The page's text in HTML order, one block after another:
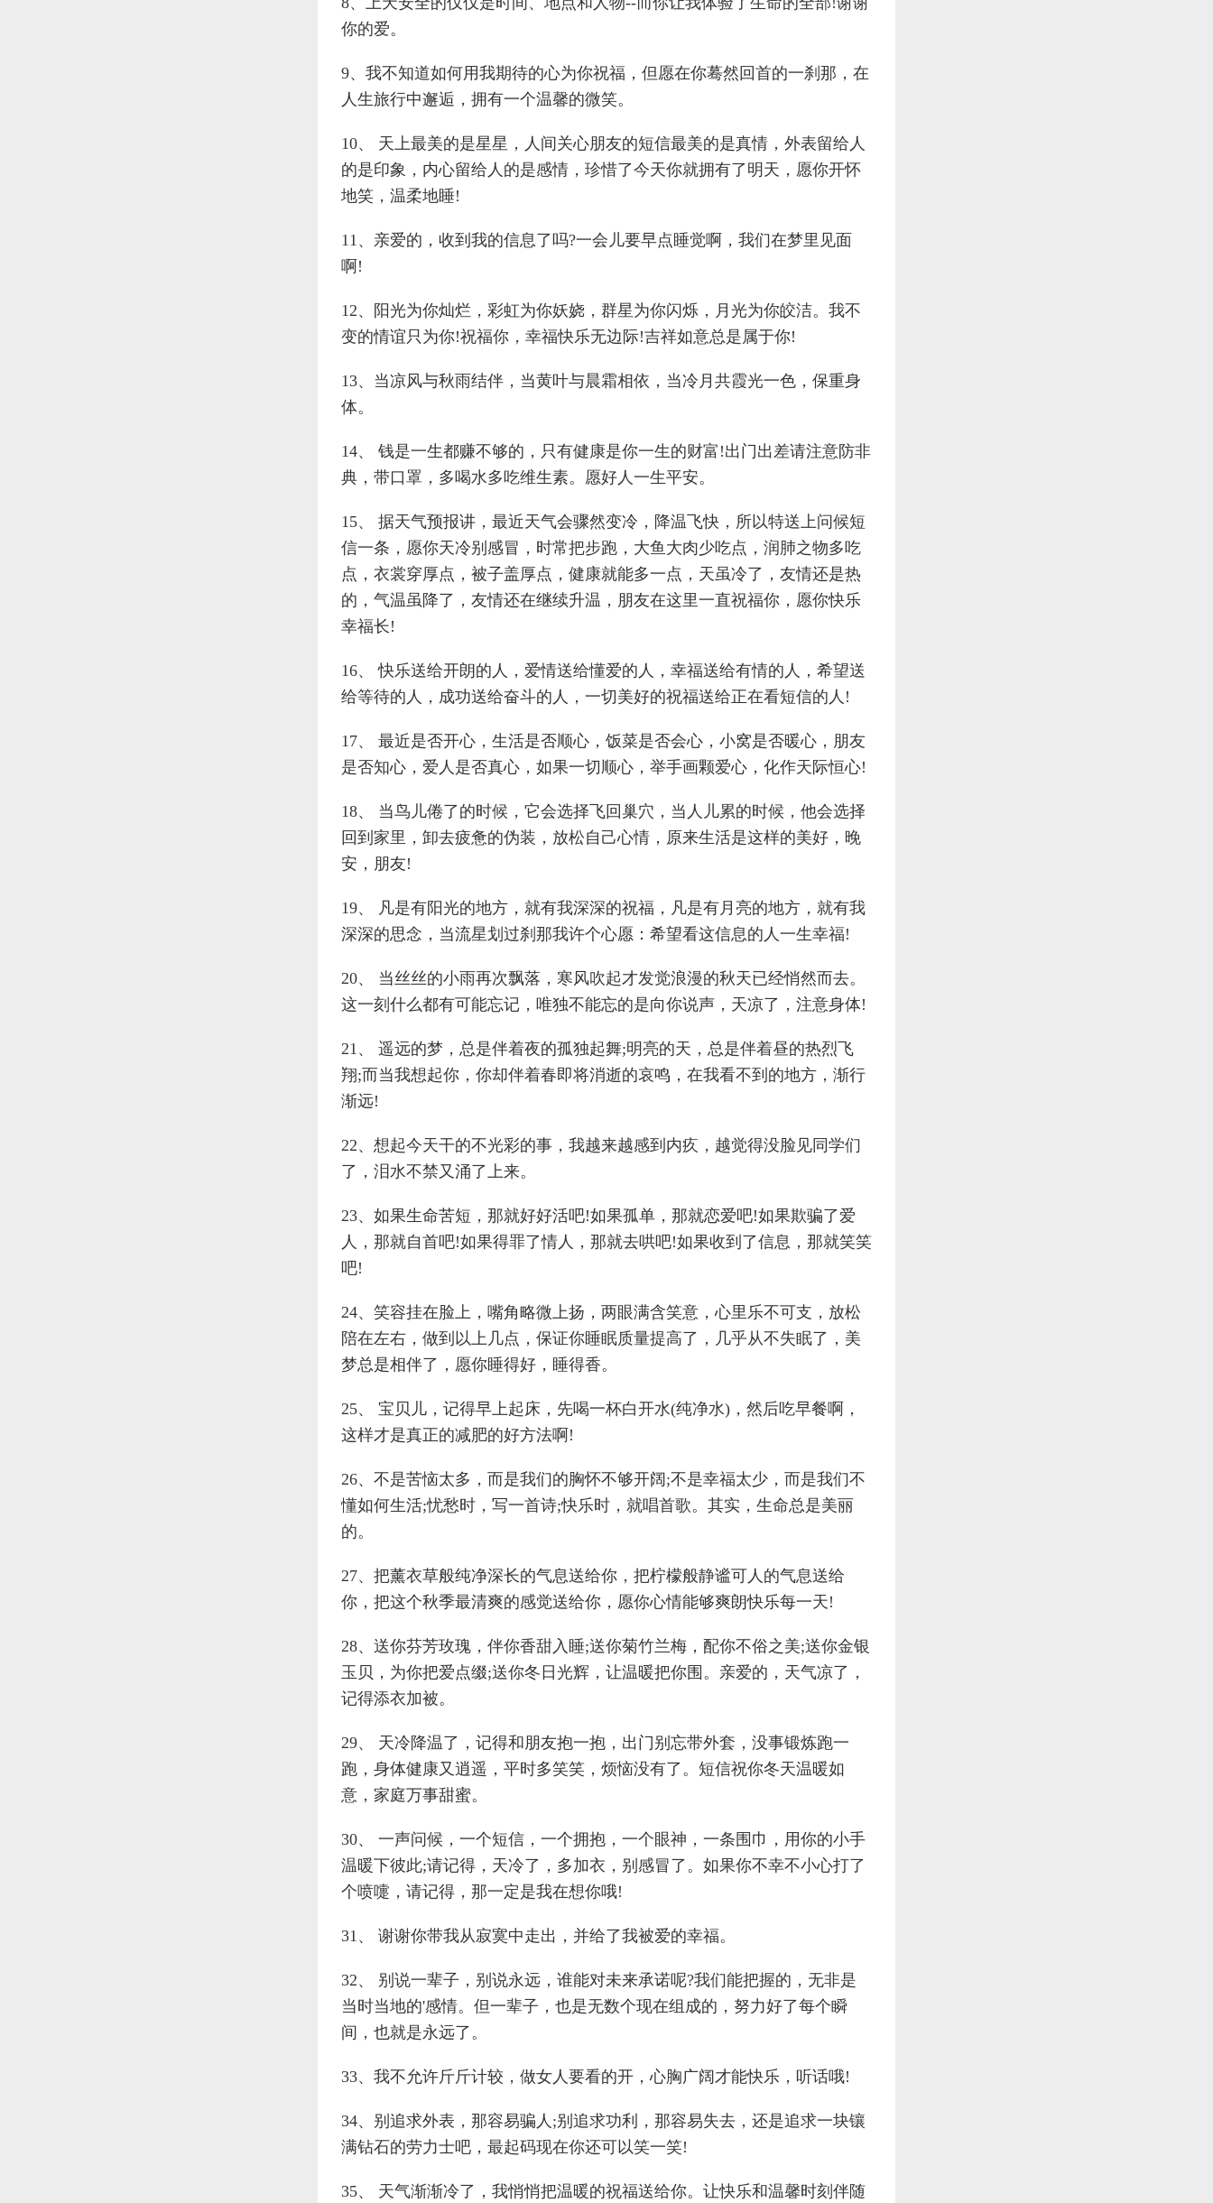
你的爱。
9、我不知道如何用我期待的心为你祝福，但愿在你蓦然回首的一刹那，在
人生旅行中邂逅，拥有一个温馨的微笑。
10、 天上最美的是星星，人间关心朋友的短信最美的是真情，外表留给人
的是印象，内心留给人的是感情，珍惜了今天你就拥有了明天，愿你开怀
地笑，温柔地睡!
11、亲爱的，收到我的信息了吗?一会儿要早点睡觉啊，我们在梦里见面
啊!
12、阳光为你灿烂，彩虹为你妖娆，群星为你闪烁，月光为你皎洁。我不
变的情谊只为你!祝福你，幸福快乐无边际!吉祥如意总是属于你!
13、当凉风与秋雨结伴，当黄叶与晨霜相依，当冷月共霞光一色，保重身
体。
14、 钱是一生都赚不够的，只有健康是你一生的财富!出门出差请注意防非
典，带口罩，多喝水多吃维生素。愿好人一生平安。
15、 据天气预报讲，最近天气会骤然变冷，降温飞快，所以特送上问候短
信一条，愿你天冷别感冒，时常把步跑，大鱼大肉少吃点，润肺之物多吃
点，衣裳穿厚点，被子盖厚点，健康就能多一点，天虽冷了，友情还是热
的，气温虽降了，友情还在继续升温，朋友在这里一直祝福你，愿你快乐
幸福长!
16、 快乐送给开朗的人，爱情送给懂爱的人，幸福送给有情的人，希望送
给等待的人，成功送给奋斗的人，一切美好的祝福送给正在看短信的人!
17、 最近是否开心，生活是否顺心，饭菜是否会心，小窝是否暖心，朋友
是否知心，爱人是否真心，如果一切顺心，举手画颗爱心，化作天际恒心!
18、 当鸟儿倦了的时候，它会选择飞回巢穴，当人儿累的时候，他会选择
回到家里，卸去疲惫的伪装，放松自己心情，原来生活是这样的美好，晚
安，朋友!
19、 凡是有阳光的地方，就有我深深的祝福，凡是有月亮的地方，就有我
深深的思念，当流星划过刹那我许个心愿：希望看这信息的人一生幸福!
20、 当丝丝的小雨再次飘落，寒风吹起才发觉浪漫的秋天已经悄然而去。
这一刻什么都有可能忘记，唯独不能忘的是向你说声，天凉了，注意身体!
21、 遥远的梦，总是伴着夜的孤独起舞;明亮的天，总是伴着昼的热烈飞
翔;而当我想起你，你却伴着春即将消逝的哀鸣，在我看不到的地方，渐行
渐远!
22、想起今天干的不光彩的事，我越来越感到内疚，越觉得没脸见同学们
了，泪水不禁又涌了上来。
23、如果生命苦短，那就好好活吧!如果孤单，那就恋爱吧!如果欺骗了爱
人，那就自首吧!如果得罪了情人，那就去哄吧!如果收到了信息，那就笑笑
吧!
24、笑容挂在脸上，嘴角略微上扬，两眼满含笑意，心里乐不可支，放松
陪在左右，做到以上几点，保证你睡眠质量提高了，几乎从不失眠了，美
梦总是相伴了，愿你睡得好，睡得香。
25、 宝贝儿，记得早上起床，先喝一杯白开水(纯净水)，然后吃早餐啊，
这样才是真正的减肥的好方法啊!
26、不是苦恼太多，而是我们的胸怀不够开阔;不是幸福太少，而是我们不
懂如何生活;忧愁时，写一首诗;快乐时，就唱首歌。其实，生命总是美丽
的。
27、把薰衣草般纯净深长的气息送给你，把柠檬般静谧可人的气息送给
你，把这个秋季最清爽的感觉送给你，愿你心情能够爽朗快乐每一天!
28、送你芬芳玫瑰，伴你香甜入睡;送你菊竹兰梅，配你不俗之美;送你金银
玉贝，为你把爱点缀;送你冬日光辉，让温暖把你围。亲爱的，天气凉了，
记得添衣加被。
29、 天冷降温了，记得和朋友抱一抱，出门别忘带外套，没事锻炼跑一
跑，身体健康又逍遥，平时多笑笑，烦恼没有了。短信祝你冬天温暖如
意，家庭万事甜蜜。
30、 一声问候，一个短信，一个拥抱，一个眼神，一条围巾，用你的小手
温暖下彼此;请记得，天冷了，多加衣，别感冒了。如果你不幸不小心打了
个喷嚏，请记得，那一定是我在想你哦!
31、 谢谢你带我从寂寞中走出，并给了我被爱的幸福。
32、 别说一辈子，别说永远，谁能对未来承诺呢?我们能把握的，无非是
当时当地的'感情。但一辈子，也是无数个现在组成的，努力好了每个瞬
间，也就是永远了。
33、我不允许斤斤计较，做女人要看的开，心胸广阔才能快乐，听话哦!
34、别追求外表，那容易骗人;别追求功利，那容易失去，还是追求一块镶
满钻石的劳力士吧，最起码现在你还可以笑一笑!
35、 天气渐渐冷了，我悄悄把温暖的祝福送给你。让快乐和温馨时刻伴随